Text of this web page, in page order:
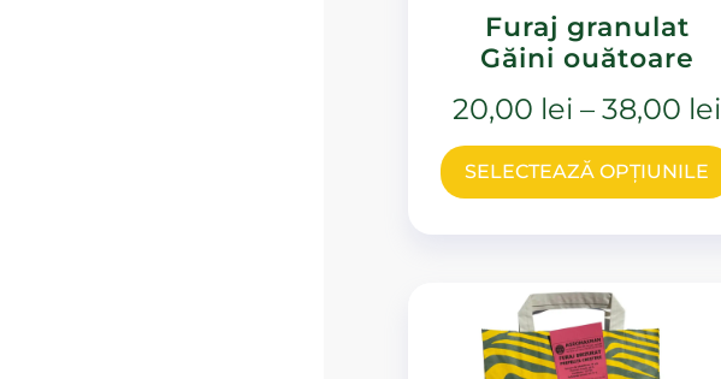
Furaj granulat
Găini ouătoare
20,00 lei – 38,00 lei
SELECTEAZĂ OPȚIUNILE